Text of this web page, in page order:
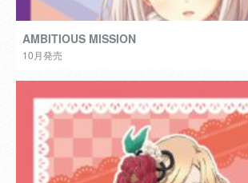
AMBITIOUS MISSION
10月発売